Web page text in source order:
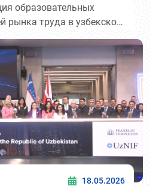
образовательных
рынка труда в узбекско-
от подготовки кадров
потоками».
18.05.2026